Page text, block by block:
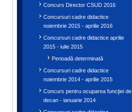
Concurs Director CSUD 2016
Concursuri cadre didactice
noiembrie 2015 - aprilie 2016
Concursuri cadre didactice aprilie
2015 - iulie 2015
Perioadă determinată
Concursuri cadre didactice
noiembrie 2014 - aprilie 2015
Concurs pentru ocuparea funcţiei de
decan - ianuarie 2014